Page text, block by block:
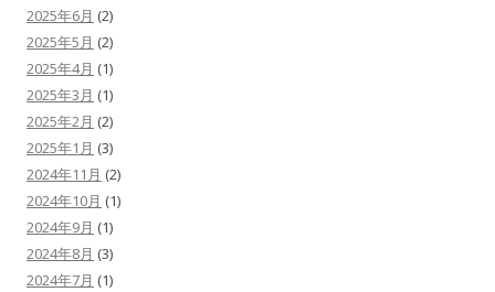
2025年6月 (2)
2025年5月 (2)
2025年4月 (1)
2025年3月 (1)
2025年2月 (2)
2025年1月 (3)
2024年11月 (2)
2024年10月 (1)
2024年9月 (1)
2024年8月 (3)
2024年7月 (1)